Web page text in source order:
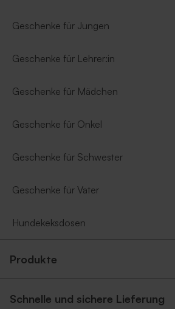
Geschenke für Jungen
Geschenke für Lehrer:in
Geschenke für Mädchen
Geschenke für Onkel
Geschenke für Schwester
Geschenke für Vater
Hundekeksdosen
Produkte
Schnelle und sichere Lieferung